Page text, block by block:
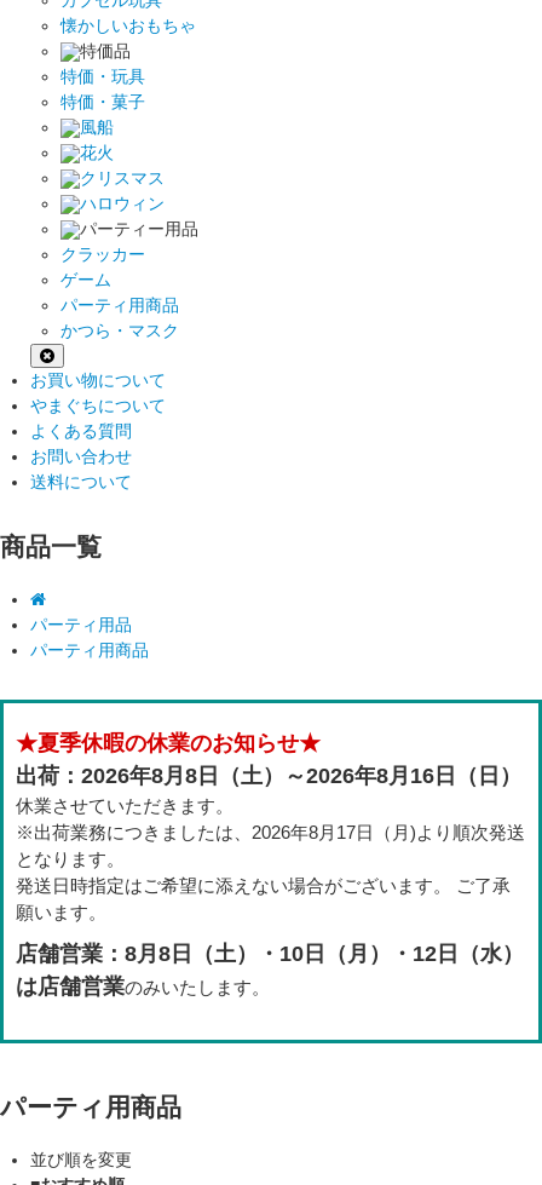
懐かしいおもちゃ
特価品
特価・玩具
特価・菓子
風船
花火
クリスマス
ハロウィン
パーティー用品
クラッカー
ゲーム
パーティ用商品
かつら・マスク
お買い物について
やまぐちについて
よくある質問
お問い合わせ
送料について
商品一覧
パーティ用品
パーティ用商品
★夏季休暇の休業のお知らせ★
出荷：2026年8月8日（土）～2026年8月16日（日）
休業させていただきます。
※出荷業務につきましたは、2026年8月17日（月)より順次発送
となります。
発送日時指定はご希望に添えない場合がございます。 ご了承
願います。
店舗営業：8月8日（土）・10日（月）・12日（水）
は店舗営業のみいたします。
パーティ用商品
並び順を変更